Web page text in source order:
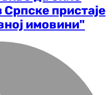
Српске пристаје
имовини"